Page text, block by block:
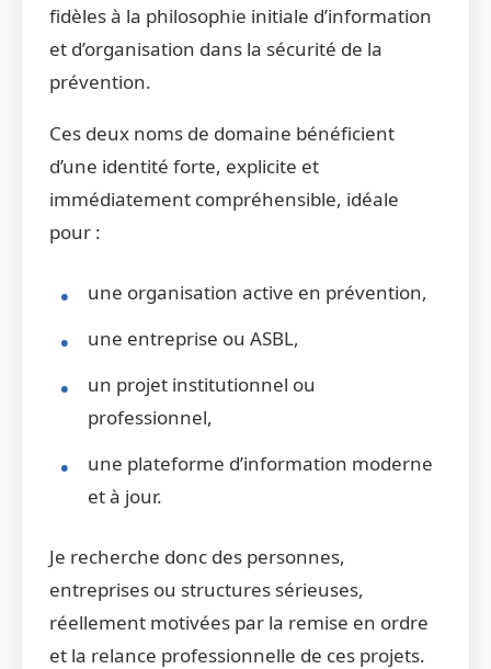
fidèles à la philosophie initiale d’information
et d’organisation dans la sécurité de la
prévention.
Ces deux noms de domaine bénéficient
d’une identité forte, explicite et
immédiatement compréhensible, idéale
pour :
une organisation active en prévention,
une entreprise ou ASBL,
un projet institutionnel ou
professionnel,
une plateforme d’information moderne
et à jour.
Je recherche donc des personnes,
entreprises ou structures sérieuses,
réellement motivées par la remise en ordre
et la relance professionnelle de ces projets.